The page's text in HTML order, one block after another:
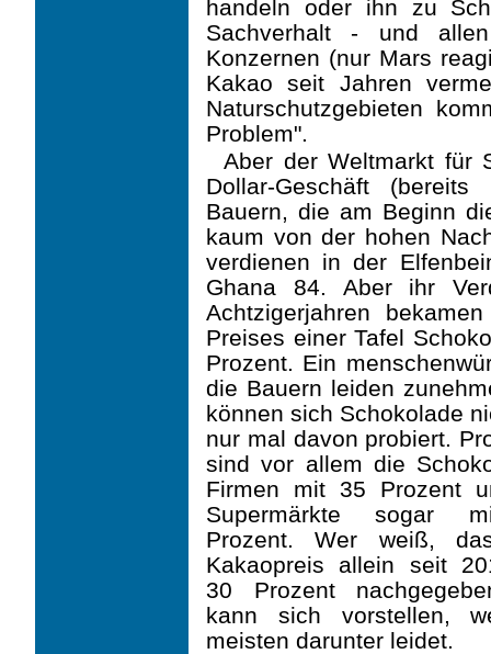
handeln oder ihn zu
Sachverhalt - und
Konzernen (nur Mars
Kakao seit Jahren
Naturschutzgebieten
Problem".
Aber der Weltmarkt für
Dollar-Geschäft
Bauern, die am Beginn
kaum von der hohen
verdienen in der
Ghana 84. Aber ihr
Achtzigerjahren
Preises einer Tafel
Prozent. Ein
die Bauern leiden
können sich Schokolade
nur mal davon probiert.
sind vor allem die
Firmen mit 35 Prozent
Super­märkte sogar
Prozent. Wer weiß,
Kakaopreis allein seit
30 Prozent
kann sich vorstellen,
meisten darunter leidet.